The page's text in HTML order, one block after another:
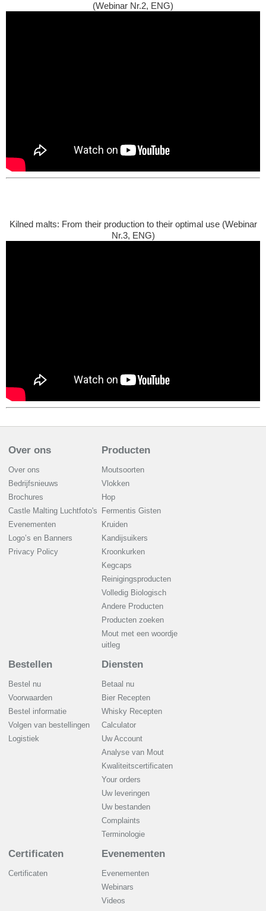
(Webinar Nr.2, ENG)
Kilned malts: From their production to their optimal use (Webinar
Nr.3, ENG)
Over ons
Over ons
Bedrijfsnieuws
Brochures
Castle Malting Luchtfoto's
Evenementen
Logo’s en Banners
Privacy Policy
Producten
Moutsoorten
Vlokken
Hop
Fermentis Gisten
Kruiden
Kandijsuikers
Kroonkurken
Kegcaps
Reinigingsproducten
Volledig Biologisch
Andere Producten
Producten zoeken
Mout met een woordje
uitleg
Bestellen
Bestel nu
Voorwaarden
Bestel informatie
Volgen van bestellingen
Logistiek
Diensten
Betaal nu
Bier Recepten
Whisky Recepten
Calculator
Uw Account
Analyse van Mout
Kwaliteitscertificaten
Your orders
Uw leveringen
Uw bestanden
Complaints
Terminologie
Certificaten
Certificaten
Evenementen
Evenementen
Webinars
Videos